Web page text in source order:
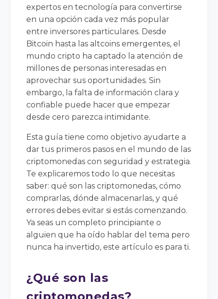
expertos en tecnología para convertirse
en una opción cada vez más popular
entre inversores particulares. Desde
Bitcoin hasta las altcoins emergentes, el
mundo cripto ha captado la atención de
millones de personas interesadas en
aprovechar sus oportunidades. Sin
embargo, la falta de información clara y
confiable puede hacer que empezar
desde cero parezca intimidante.
Esta guía tiene como objetivo ayudarte a
dar tus primeros pasos en el mundo de las
criptomonedas con seguridad y estrategia.
Te explicaremos todo lo que necesitas
saber: qué son las criptomonedas, cómo
comprarlas, dónde almacenarlas, y qué
errores debes evitar si estás comenzando.
Ya seas un completo principiante o
alguien que ha oído hablar del tema pero
nunca ha invertido, este artículo es para ti.
¿Qué son las